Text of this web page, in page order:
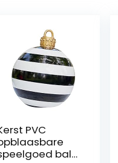
PVC
bal